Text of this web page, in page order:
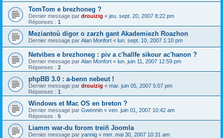
TomTom e brezhoneg ?
Dernier message par drouizig « jeu. sept. 20, 2007 8:22 pm
Réponses : 1
Meziantoù digor o zarzh gant Akademiezh Roazhon
Dernier message par Alan Monfort « lun. sept. 10, 2007 1:10 pm
Netvibes e brezhoneg : piv a c'hallfe sikour ac'hanon ?
Dernier message par Alan Monfort « lun. juin 11, 2007 12:59 pm
Réponses : 2
phpBB 3.0 : a-benn nebeut !
Dernier message par drouizig « mar. juin 05, 2007 5:07 pm
Réponses : 1
Windows et Mac OS en breton ?
Dernier message par Gwennin « ven. juin 01, 2007 10:42 am
Réponses : 5
Liamm war-du forom treiñ Joomla
Dernier message par yannig « mer. mai 30, 2007 10:31 am